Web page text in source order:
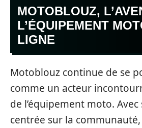
MOTOBLOUZ,
L’ÉQUIPEMENT
LIGNE
Motoblouz continue de se
comme un acteur
de l’équipement moto.
centrée sur la